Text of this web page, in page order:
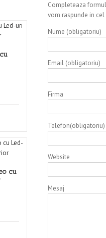
cu
Completeaza
vom raspunde in
Nume (obligatoriu)
Email (obligatoriu)
Firma
Telefon(obligatoriu)
Website
Mesaj